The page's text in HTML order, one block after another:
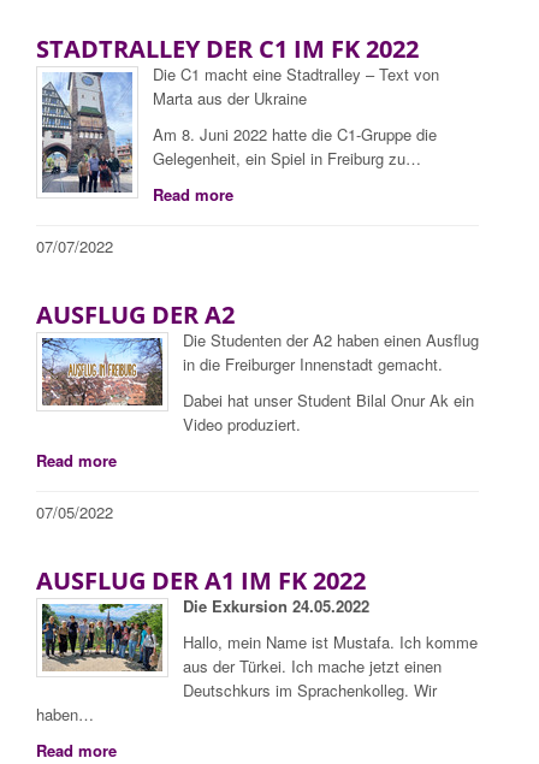
STADTRALLEY DER C1 IM FK 2022
Die C1 macht eine Stadtralley – Text von
Marta aus der Ukraine
Am 8. Juni 2022 hatte die C1-Gruppe die
Gelegenheit, ein Spiel in Freiburg zu…
Read more
07/07/2022
AUSFLUG DER A2
Die Studenten der A2 haben einen Ausflug
in die Freiburger Innenstadt gemacht.
Dabei hat unser Student Bilal Onur Ak ein
Video produziert.
Read more
07/05/2022
AUSFLUG DER A1 IM FK 2022
Die Exkursion 24.05.2022
Hallo, mein Name ist Mustafa. Ich komme
aus der Türkei. Ich mache jetzt einen
Deutschkurs im Sprachenkolleg. Wir
haben…
Read more